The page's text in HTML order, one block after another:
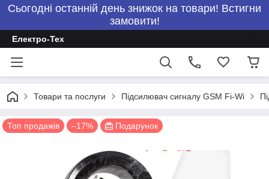
Сьогодні останній день знижок на товари! Встигни
замовити!
Електро-Тех
Товари та послуги Підсилювач сигналу GSM Fi-Wi
Топ продажів –17% Подарунок